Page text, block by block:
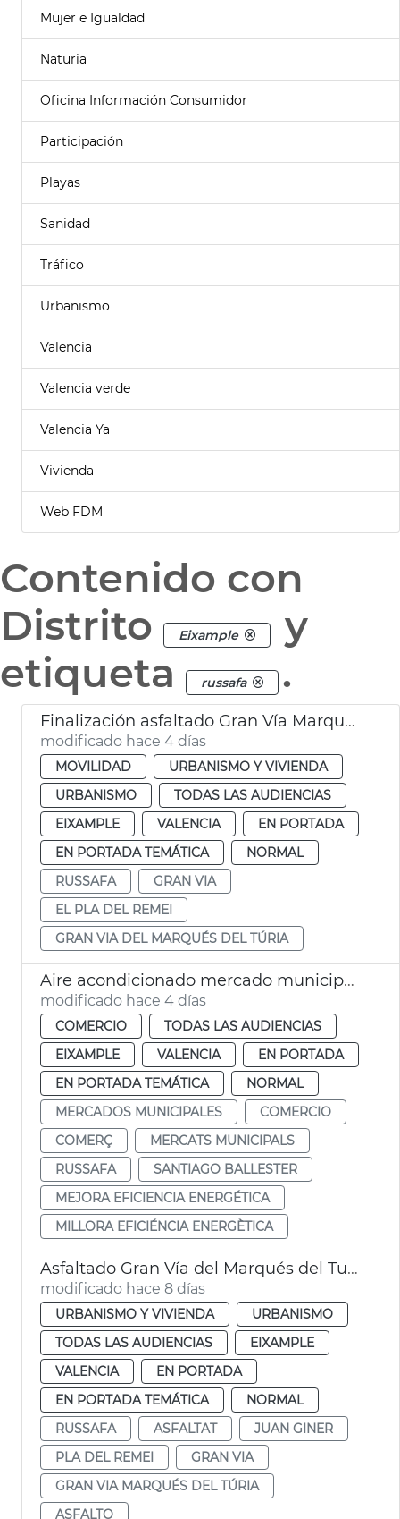
Mujer e Igualdad
Naturia
Oficina Información Consumidor
Participación
Playas
Sanidad
Tráfico
Urbanismo
Valencia
Valencia verde
Valencia Ya
Vivienda
Web FDM
Contenido con
Distrito
Eixample
y
etiqueta
russafa .
Finalización asfaltado Gran Vía Marqués del Túria València
modificado hace 4 días
MOVILIDAD
URBANISMO Y VIVIENDA
URBANISMO
TODAS LAS AUDIENCIAS
EIXAMPLE
VALENCIA
EN PORTADA
EN PORTADA TEMÁTICA
NORMAL
RUSSAFA
GRAN VIA
EL PLA DEL REMEI
GRAN VIA DEL MARQUÉS DEL TÚRIA
Aire acondicionado mercado municipal Russafa
modificado hace 4 días
COMERCIO
TODAS LAS AUDIENCIAS
EIXAMPLE
VALENCIA
EN PORTADA
EN PORTADA TEMÁTICA
NORMAL
MERCADOS MUNICIPALES
COMERCIO
COMERÇ
MERCATS MUNICIPALS
RUSSAFA
SANTIAGO BALLESTER
MEJORA EFICIENCIA ENERGÉTICA
MILLORA EFICIÉNCIA ENERGÈTICA
Asfaltado Gran Vía del Marqués del Turia València
modificado hace 8 días
URBANISMO Y VIVIENDA
URBANISMO
TODAS LAS AUDIENCIAS
EIXAMPLE
VALENCIA
EN PORTADA
EN PORTADA TEMÁTICA
NORMAL
RUSSAFA
ASFALTAT
JUAN GINER
PLA DEL REMEI
GRAN VIA
GRAN VIA MARQUÉS DEL TÚRIA
ASFALTO